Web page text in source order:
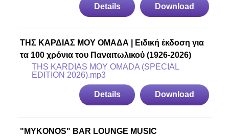
Download
Details
ΤΗΣ ΚΑΡΔΙΑΣ ΜΟΥ ΟΜΑΔΑ | Ειδική έκδοση για
τα 100 χρόνια του Παναιτωλικού (1926-2026)
THS KARDIAS MOY OMADA (SPECIAL
EDITION 2026).mp3
Download
Details
"MYKONOS" BAR LOUNGE MUSIC